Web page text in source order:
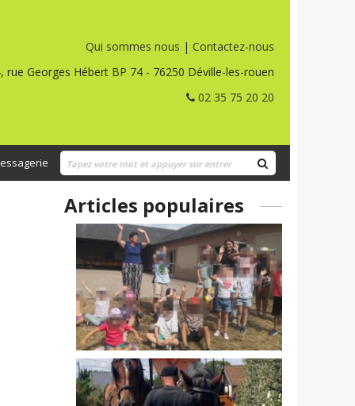
Qui sommes nous | Contactez-nous
rue Georges Hébert BP 74 - 76250 Déville-les-rouen
02 35 75 20 20
Articles populaires